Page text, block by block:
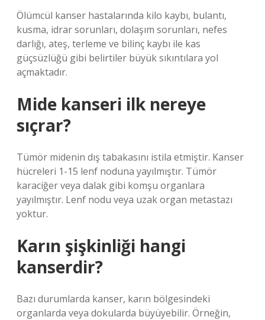
Ölümcül kanser hastalarında kilo kaybı, bulantı,
kusma, idrar sorunları, dolaşım sorunları, nefes
darlığı, ateş, terleme ve bilinç kaybı ile kas
güçsüzlüğü gibi belirtiler büyük sıkıntılara yol
açmaktadır.
Mide kanseri ilk nereye
sıçrar?
Tümör midenin dış tabakasını istila etmiştir. Kanser
hücreleri 1-15 lenf noduna yayılmıştır. Tümör
karaciğer veya dalak gibi komşu organlara
yayılmıştır. Lenf nodu veya uzak organ metastazı
yoktur.
Karın şişkinliği hangi
kanserdir?
Bazı durumlarda kanser, karın bölgesindeki
organlarda veya dokularda büyüyebilir. Örneğin,